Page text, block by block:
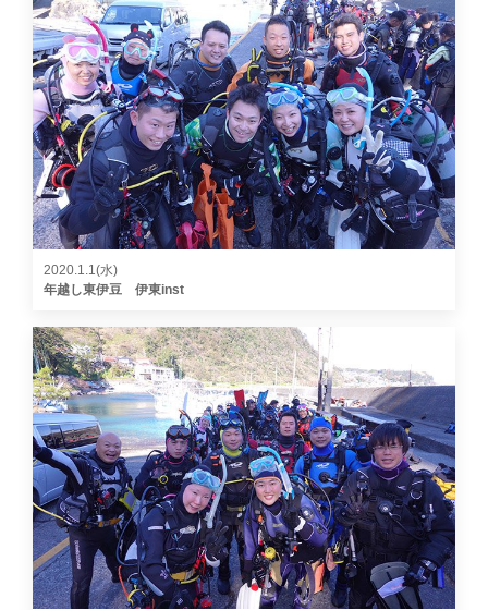
2020.1.1(水)
年越し東伊豆 伊東inst